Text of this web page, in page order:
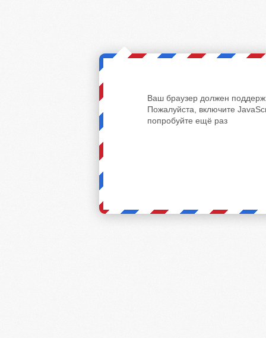
Ваш браузер должен
Пожалуйста, включите
попробуйте ещё раз